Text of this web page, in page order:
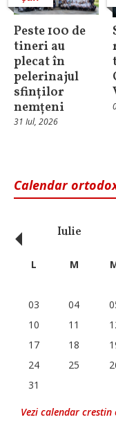
Peste 100 de
tineri au
plecat în
pelerinajul
sfinților
nemțeni
31 Iul, 2026
Calendar
Iulie
‹ L M
03
04
10
11
17
18
24
25
31
Vezi calendar crestin